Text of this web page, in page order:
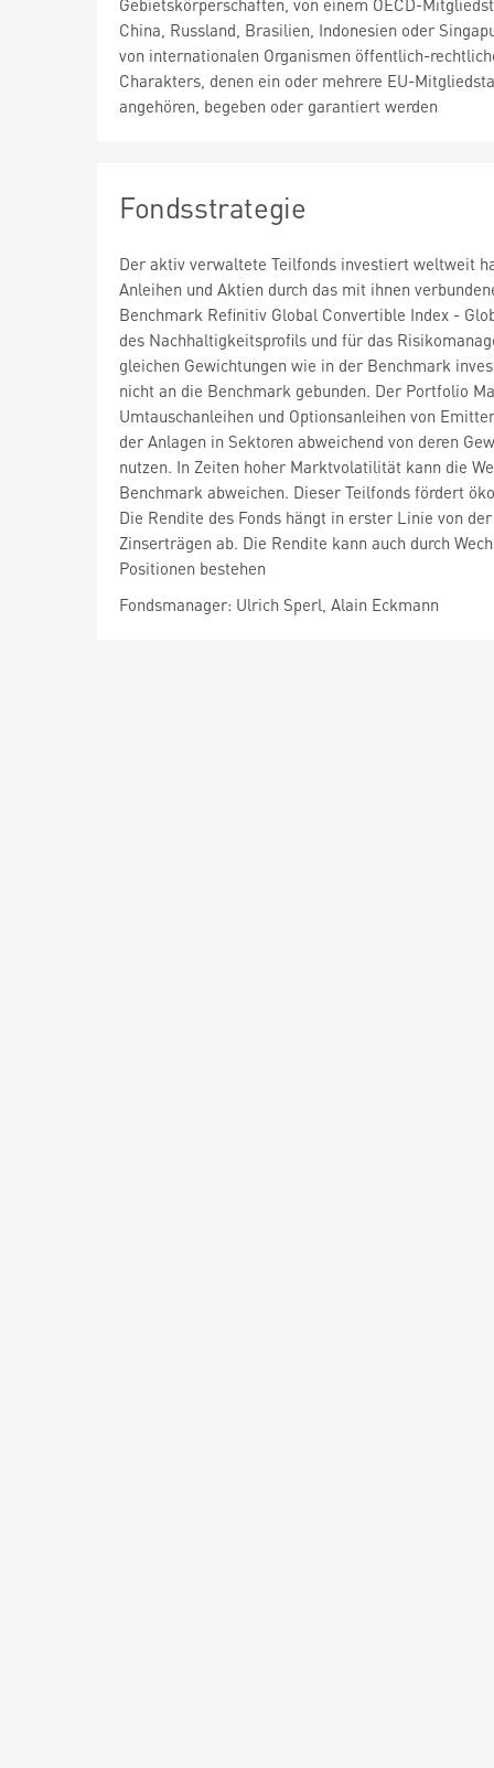
Gebietskörperschaften, von einem OECD-
China, Russland, Brasilien, Indonesien oder
von internationalen Organismen öffentlich-
Charakters, denen ein oder mehrere EU-
angehören, begeben oder garantiert werden
Fondsstrategie
Der aktiv verwaltete Teilfonds investiert weltweit
Anleihen und Aktien durch das mit ihnen
Benchmark Refinitiv Global Convertible Index -
des Nachhaltigkeitsprofils und für das
gleichen Gewichtungen wie in der Benchmark
nicht an die Benchmark gebunden. Der Portfolio
Umtauschanleihen und Optionsanleihen von
der Anlagen in Sektoren abweichend von deren
nutzen. In Zeiten hoher Marktvolatilität kann die
Benchmark abweichen. Dieser Teilfonds fördert
Die Rendite des Fonds hängt in erster Linie von
Zinserträgen ab. Die Rendite kann auch durch
Positionen bestehen
Fondsmanager: Ulrich Sperl, Alain Eckmann